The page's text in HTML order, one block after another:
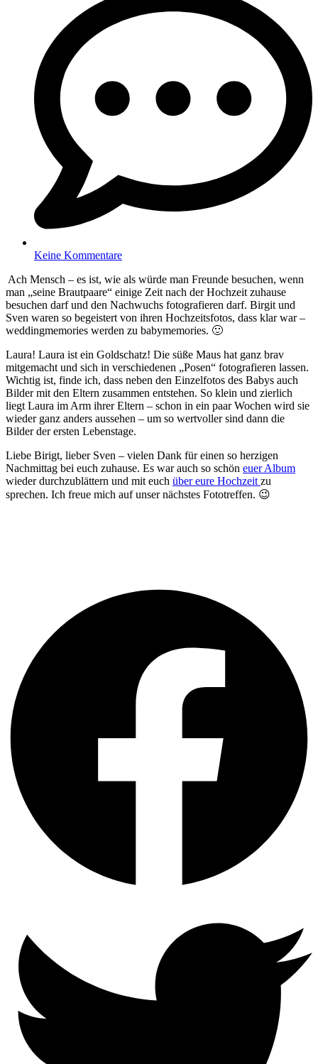
Keine Kommentare
Ach Mensch – es ist, wie als würde man Freunde besuchen, wenn
man „seine Brautpaare“ einige Zeit nach der Hochzeit zuhause
besuchen darf und den Nachwuchs fotografieren darf. Birgit und
Sven waren so begeistert von ihren Hochzeitsfotos, dass klar war –
weddingmemories werden zu babymemories. 🙂
Laura! Laura ist ein Goldschatz! Die süße Maus hat ganz brav
mitgemacht und sich in verschiedenen „Posen“ fotografieren lassen.
Wichtig ist, finde ich, dass neben den Einzelfotos des Babys auch
Bilder mit den Eltern zusammen entstehen. So klein und zierlich
liegt Laura im Arm ihrer Eltern – schon in ein paar Wochen wird sie
wieder ganz anders aussehen – um so wertvoller sind dann die
Bilder der ersten Lebenstage.
Liebe Birigt, lieber Sven – vielen Dank für einen so herzigen
Nachmittag bei euch zuhause. Es war auch so schön euer Album
wieder durchzublättern und mit euch über eure Hochzeit zu
sprechen. Ich freue mich auf unser nächstes Fototreffen. 😉